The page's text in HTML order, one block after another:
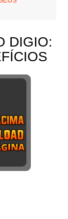
DIGIO: